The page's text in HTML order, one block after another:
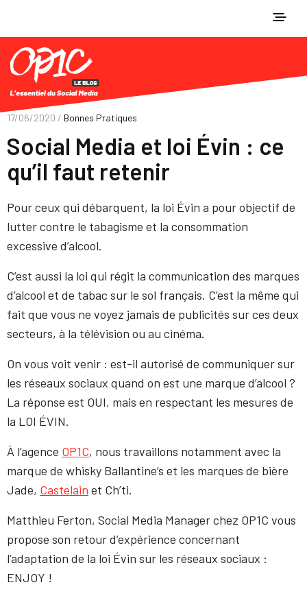
17/06/2020 / Bonnes Pratiques
Social Media et loi Évin : ce
qu’il faut retenir
Pour ceux qui débarquent, la loi Évin a pour objectif de
lutter contre le tabagisme et la consommation
excessive d’alcool.
C’est aussi la loi qui régit la communication des marques
d’alcool et de tabac sur le sol français. C’est la même qui
fait que vous ne voyez jamais de publicités sur ces deux
secteurs, à la télévision ou au cinéma.
On vous voit venir : est-il autorisé de communiquer sur
les réseaux sociaux quand on est une marque d’alcool ?
La réponse est OUI, mais en respectant les mesures de
la LOI ÉVIN.
À l’agence OP1C, nous travaillons notamment avec la
marque de whisky Ballantine’s et les marques de bière
Jade, Castelain et Ch’ti.
Matthieu Ferton, Social Media Manager chez OP1C vous
propose son retour d’expérience concernant
l’adaptation de la loi Évin sur les réseaux sociaux :
ENJOY !